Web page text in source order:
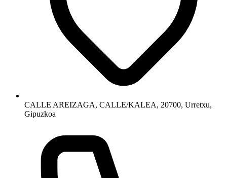
CALLE AREIZAGA, CALLE/KALEA, 20700, Urretxu,
Gipuzkoa